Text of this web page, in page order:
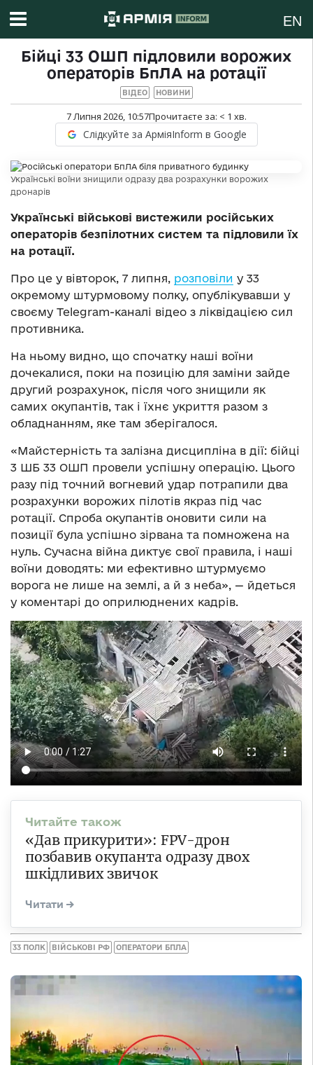
EN
Бійці 33 ОШП підловили ворожих
операторів БпЛА на ротації
ВІДЕО НОВИНИ
7 Липня 2026, 10:57Прочитаєте за: < 1 хв.
Слідкуйте за АрміяInform в Google
Українські воїни знищили одразу два розрахунки ворожих
дронарів
Українські військові вистежили російських
операторів безпілотних систем та підловили їх
на ротації.
Про це у вівторок, 7 липня, розповіли у 33
окремому штурмовому полку, опублікувавши у
своєму Telegram-каналі відео з ліквідацією сил
противника.
На ньому видно, що спочатку наші воїни
дочекалися, поки на позицію для заміни зайде
другий розрахунок, після чого знищили як
самих окупантів, так і їхнє укриття разом з
обладнанням, яке там зберігалося.
«Майстерність та залізна дисципліна в дії: бійці
3 ШБ 33 ОШП провели успішну операцію. Цього
разу під точний вогневий удар потрапили два
розрахунки ворожих пілотів якраз під час
ротації. Спроба окупантів оновити сили на
позиції була успішно зірвана та помножена на
нуль. Сучасна війна диктує свої правила, і наші
воїни доводять: ми ефективно штурмуємо
ворога не лише на землі, а й з неба», — йдеться
у коментарі до оприлюднених кадрів.
«Дав прикурити»: FPV-дрон
позбавив окупанта одразу двох
шкідливих звичок
33 ПОЛК ВІЙСЬКОВІ РФ ОПЕРАТОРИ БПЛА